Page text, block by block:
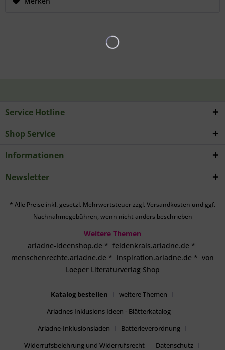
Service Hotline
Shop Service
Informationen
Newsletter
* Alle Preise inkl. gesetzl. Mehrwertsteuer zzgl. Versandkosten und ggf.
Nachnahmegebühren, wenn nicht anders beschrieben
Weitere Themen
ariadne-ideenshop.de * feldenkrais.ariadne.de *
menschenrechte.ariadne.de * inspiration.ariadne.de * von
Loeper Literaturverlag Shop
Katalog bestellen
weitere Themen
Ariadnes Inklusions Ideen - Blätterkatalog
Ariadne-Inklusionsladen
Batterieverordnung
Widerrufsbelehrung und Widerrufsrecht
Datenschutz